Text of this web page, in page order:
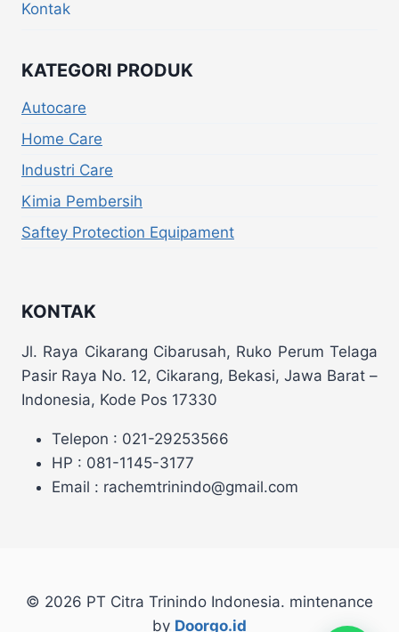
Kontak
KATEGORI PRODUK
Autocare
Home Care
Industri Care
Kimia Pembersih
Saftey Protection Equipament
KONTAK
Jl. Raya Cikarang Cibarusah, Ruko Perum Telaga
Pasir Raya No. 12, Cikarang, Bekasi, Jawa Barat –
Indonesia, Kode Pos 17330
Telepon : 021-29253566
HP : 081-1145-3177
Email : rachemtrinindo@gmail.com
© 2026 PT Citra Trinindo Indonesia. mintenance
by Doorgo.id